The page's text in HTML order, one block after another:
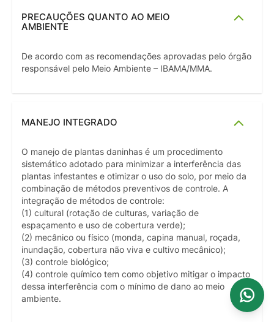
PRECAUÇÕES QUANTO AO MEIO
AMBIENTE
De acordo com as recomendações aprovadas pelo órgão
responsável pelo Meio Ambiente – IBAMA/MMA.
MANEJO INTEGRADO
O manejo de plantas daninhas é um procedimento
sistemático adotado para minimizar a interferência das
plantas infestantes e otimizar o uso do solo, por meio da
combinação de métodos preventivos de controle. A
integração de métodos de controle:
(1) cultural (rotação de culturas, variação de
espaçamento e uso de cobertura verde);
(2) mecânico ou físico (monda, capina manual, roçada,
inundação, cobertura não viva e cultivo mecânico);
(3) controle biológico;
(4) controle químico tem como objetivo mitigar o impacto
dessa interferência com o mínimo de dano ao meio
ambiente.